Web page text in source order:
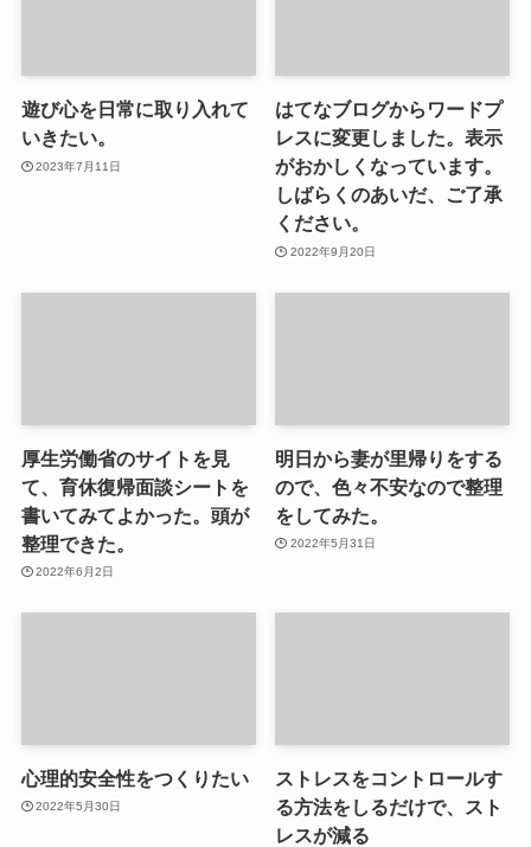
遊び心を日常に取り入れて
いきたい。
2023年7月11日
はてなブログからワードプ
レスに変更しました。表示
がおかしくなっています。
しばらくのあいだ、ご了承
ください。
2022年9月20日
厚生労働省のサイトを見
て、育休復帰面談シートを
書いてみてよかった。頭が
整理できた。
2022年6月2日
明日から妻が里帰りをする
ので、色々不安なので整理
をしてみた。
2022年5月31日
心理的安全性をつくりたい
2022年5月30日
ストレスをコントロールす
る方法をしるだけで、スト
レスが減る